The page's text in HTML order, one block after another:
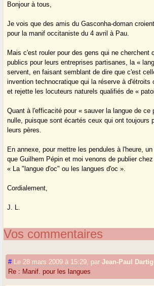
Bonjour à tous,
Je vois que des amis du Gasconha-doman
pour la manif occitaniste du 4 avril à Pau.
Mais c'est rouler pour des gens qui ne cherchent
publics pour leurs entreprises partisanes, la «
servent, en faisant semblant de dire que c'est
invention technocratique qui la réserve à d'étroits
et rejette les locuteurs naturels qualifiés de «
Quant à l'efficacité pour « sauver la langue de ce
nulle, puisque sont écartés ceux qui ont toujours
leurs pères.
En annexe, pour mettre les pendules à l'heure,
que Guilhem Pépin et moi venons de publier
« La "langue d'oc" ou les langues d'oc ».
Cordialement,
J. L.
Vos commentaires
# Le 28 mars 2009 à 15:29 parJean-Paul
Re : Manif. pour les langues